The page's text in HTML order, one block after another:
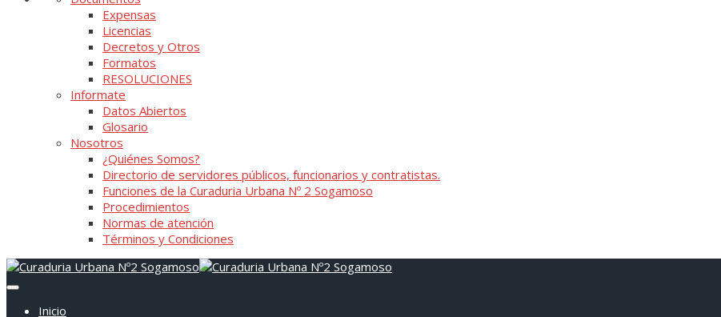
Expensas
Licencias
Decretos y Otros
Formatos
RESOLUCIONES
Informate
Datos Abiertos
Glosario
Nosotros
¿Quiénes Somos?
Directorio de servidores públicos, funcionarios y contratistas.
Funciones de la Curaduria Urbana Nº 2 Sogamoso
Procedimientos
Normas de atención
Términos y Condiciones
Inicio